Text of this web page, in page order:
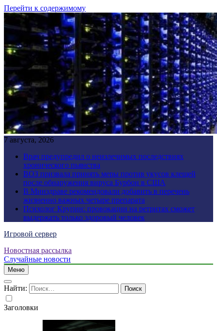
Перейти к содержимому
7 августа, 2026
Врач предупредил о неизлечимых последствиях
хронического пьянства
ВОЗ призвала принять меры против укусов клещей
после обнаружения вируса Бурбон в США
В Минздраве рекомендовали добавить в перечень
жизненно важных четыре препарата
Психолог Крупин: провокации на ретритах сможет
выдержать только здоровый человек
Игровой сервер
Новостная рассылка
Случайные новости
Меню
Найти:
Заголовки